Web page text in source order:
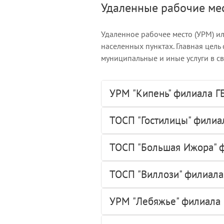
Удаленные рабочие
Удаленное рабочее место (УРМ)
населенных пунктах. Главная
муниципальные и иные услуги в
УРМ "Кипень" филиала
ТОСП "Гостилицы"
ТОСП "Большая Ижора"
ТОСП "Виллози"
УРМ "Лебяжье"